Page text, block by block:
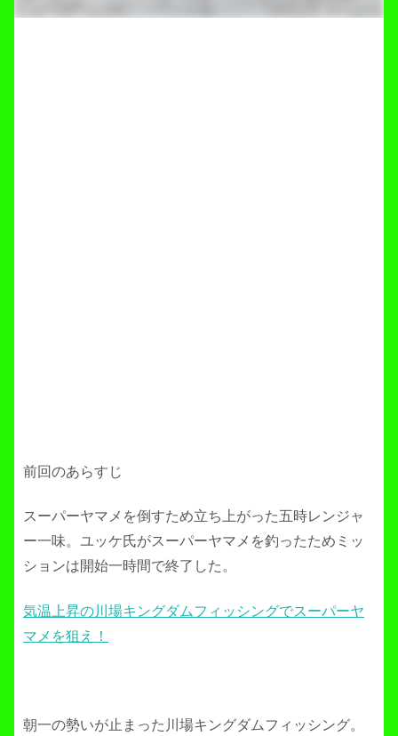
前回のあらすじ
スーパーヤマメを倒すため立ち上がった五時レンジャ
ー一味。ユッケ氏がスーパーヤマメを釣ったためミッ
ションは開始一時間で終了した。
気温上昇の川場キングダムフィッシングでスーパーヤ
マメを狙え！
朝一の勢いが止まった川場キングダムフィッシング。